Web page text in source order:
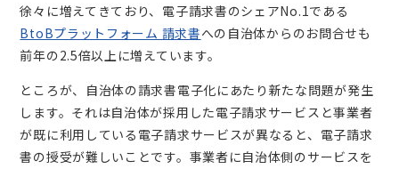
徐々に増えてきており、電子請求書のシェアNo.1である
BtoBプラットフォーム 請求書への自治体からのお問合せも
前年の2.5倍以上に増えています。
ところが、自治体の請求書電子化にあたり新たな問題が発生
します。それは自治体が採用した電子請求サービスと事業者
が既に利用している電子請求サービスが異なると、電子請求
書の授受が難しいことです。事業者に自治体側のサービスを